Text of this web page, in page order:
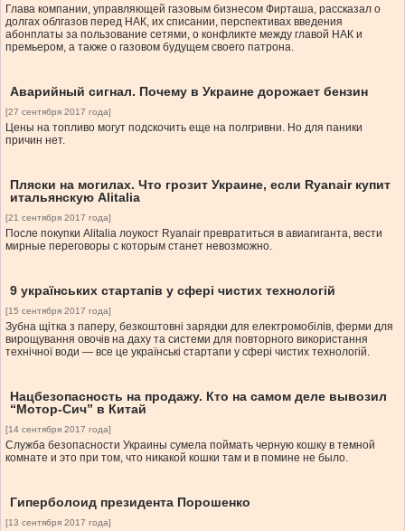
Глава компании, управляющей газовым бизнесом Фирташа, рассказал о
долгах облгазов перед НАК, их списании, перспективах введения
абонплаты за пользование сетями, о конфликте между главой НАК и
премьером, а также о газовом будущем своего патрона.
Аварийный сигнал. Почему в Украине дорожает бензин
[27 сентября 2017 года]
Цены на топливо могут подскочить еще на полгривни. Но для паники
причин нет.
Пляски на могилах. Что грозит Украине, если Ryanair купит
итальянскую Alitalia
[21 сентября 2017 года]
После покупки Alitalia лоукост Ryanair превратиться в авиагиганта, вести
мирные переговоры с которым станет невозможно.
9 українських стартапів у сфері чистих технологій
[15 сентября 2017 года]
Зубна щітка з паперу, безкоштовні зарядки для електромобілів, ферми для
вирощування овочів на даху та системи для повторного використання
технічної води — все це українські стартапи у сфері чистих технологій.
Нацбезопасность на продажу. Кто на самом деле вывозил
“Мотор-Сич” в Китай
[14 сентября 2017 года]
Служба безопасности Украины сумела поймать черную кошку в темной
комнате и это при том, что никакой кошки там и в помине не было.
Гиперболоид президента Порошенко
[13 сентября 2017 года]